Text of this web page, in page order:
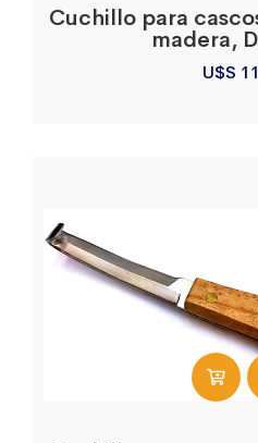
Cuchillo para
madera,
U$S